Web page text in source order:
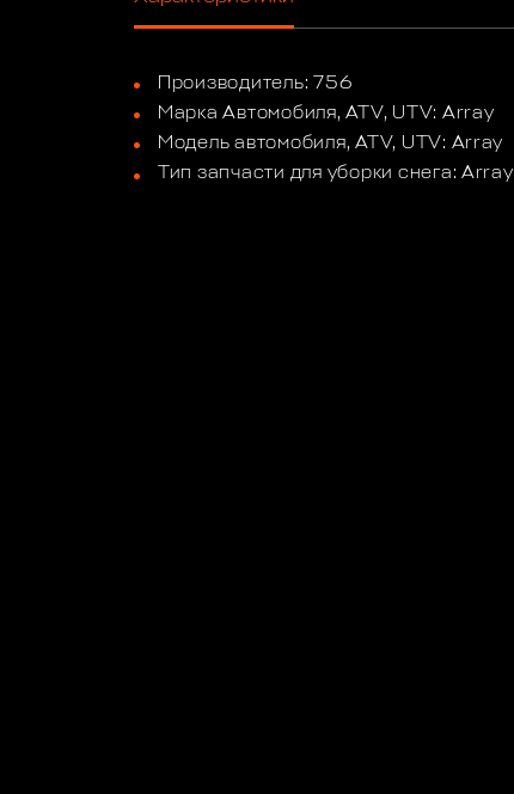
Производитель: 756
Марка Автомобиля, ATV, UTV: Array
Модель автомобиля, ATV, UTV: Array
Тип запчасти для уборки снега: Array